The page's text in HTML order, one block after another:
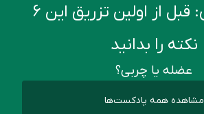
آمپول لاغری: قبل از اولین تزریق این ۶
نکته را بدانید
عضله یا چربی؟
مشاهده همه پادکست‌ها